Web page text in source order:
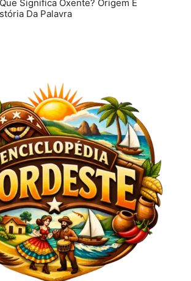
Significa Oxente? Origem E
Da Palavra